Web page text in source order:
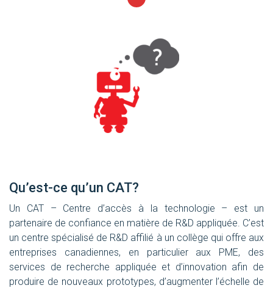
Qu’est-ce qu’un CAT?
Un CAT – Centre d’accès à la technologie – est un
partenaire de confiance en matière de R&D appliquée. C’est
un centre spécialisé de R&D affilié à un collège qui offre aux
entreprises canadiennes, en particulier aux PME, des
services de recherche appliquée et d’innovation afin de
produire de nouveaux prototypes, d’augmenter l’échelle de